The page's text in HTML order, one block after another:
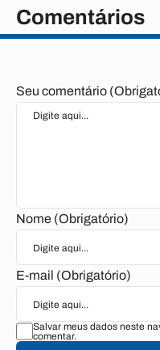
Comentários
Seu comentário
Nome (Obrigatório)
E-mail (Obrigatório)
Salvar meus dados neste
comentar.